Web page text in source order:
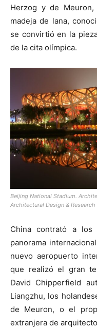
Herzog y de
madeja de lana,
se convirtió en la
de la cita olímpica.
Beijing National Stadium.
Architectural Design & Research
China contrató a los
panorama
nuevo aeropuerto
que realizó el gran
David Chipperfield
Liangzhu, los
de Meuron, o el
extranjera de